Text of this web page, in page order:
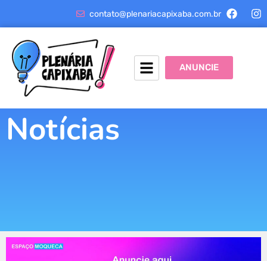
contato@plenariacapixaba.com.br
ANUNCIE
Notícias